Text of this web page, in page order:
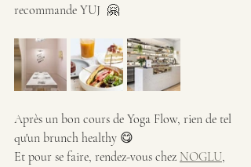
recommande YUJ  🤗
Après un bon cours de Yoga Flow, rien de tel
qu'un brunch healthy 😋
Et pour se faire, rendez-vous chez NOGLU,